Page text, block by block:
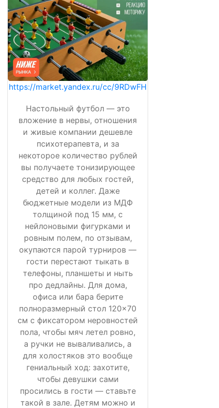
https://market.yandex.ru/cc/9RDwFH
Настольный футбол — это
вложение в нервы, отношения
и живые компании дешевле
психотерапевта, и за
некоторое количество рублей
вы получаете тонизирующее
средство для любых гостей,
детей и коллег. Даже
бюджетные модели из МДФ
толщиной под 15 мм, с
нейлоновыми фигурками и
ровным полем, по отзывам,
окупаются парой турниров —
гости перестают тыкать в
телефоны, планшеты и ныть
про дедлайны. Для дома,
офиса или бара берите
полноразмерный стол 120×70
см с фиксатором неровностей
пола, чтобы мяч летел ровно,
а ручки не вываливались, а
для холостяков это вообще
гениальный ход: захотите,
чтобы девушки сами
просились в гости — ставьте
такой в зале. Детям можно и